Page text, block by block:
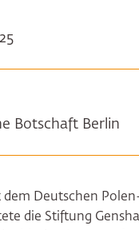
Botschaft Berlin
dem Deutschen
die Stiftung